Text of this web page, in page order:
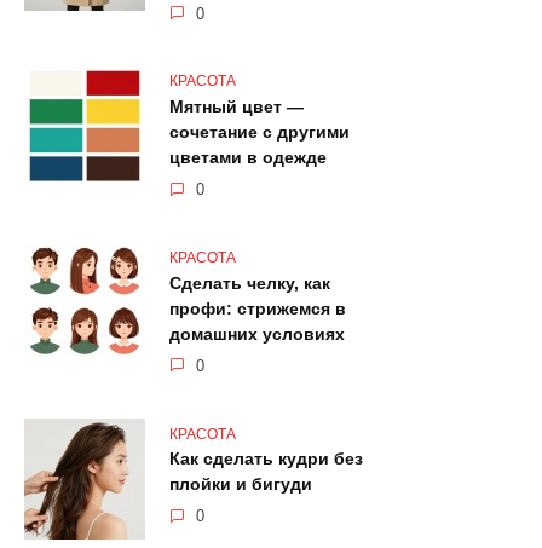
0
КРАСОТА
Мятный цвет —
сочетание с другими
цветами в одежде
0
КРАСОТА
Сделать челку, как
профи: стрижемся в
домашних условиях
0
КРАСОТА
Как сделать кудри без
плойки и бигуди
0